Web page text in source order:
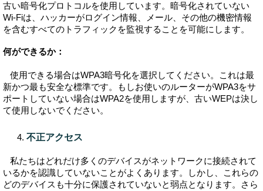
古い暗号化プロトコルを使用しています。暗号化されていない
Wi-Fiは、ハッカーがログイン情報、メール、その他の機密情報
を含むすべてのトラフィックを監視することを可能にします。
何ができるか：
使用できる場合はWPA3暗号化を選択してください。これは最
新かつ最も安全な標準です。もしお使いのルーターがWPA3をサ
ポートしていない場合はWPA2を使用しますが、古いWEPは決し
て使用しないでください。
不正アクセス
私たちはどれだけ多くのデバイスがネットワークに接続されて
いるかを認識していないことがよくあります。しかし、これらの
どのデバイスも十分に保護されていないと弱点となります。さら